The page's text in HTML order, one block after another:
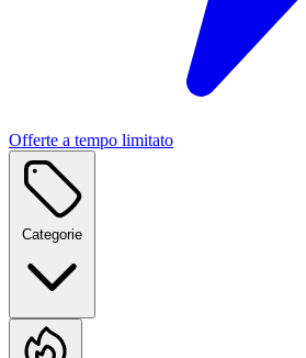
Offerte a tempo limitato
Categorie